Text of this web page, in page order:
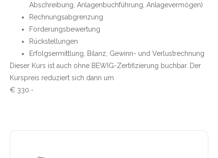
Abschreibung, Anlagenbuchführung, Anlagevermögen)
Rechnungsabgrenzung
Forderungsbewertung
Rückstellungen
Erfolgsermittlung, Bilanz, Gewinn- und Verlustrechnung
Dieser Kurs ist auch ohne BEWIG-Zertifizierung buchbar. Der
Kurspreis reduziert sich dann um
€ 330.-